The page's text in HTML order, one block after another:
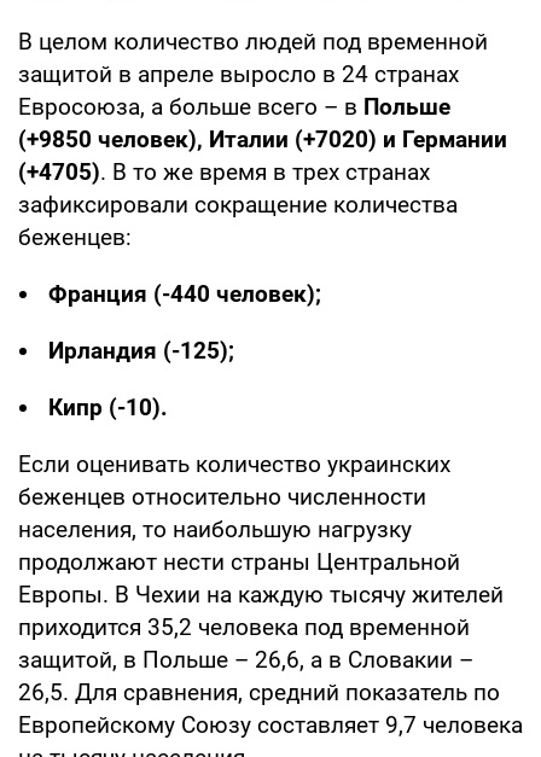
В целом количество людей под временной
защитой в апреле выросло в 24 странах
Евросоюза, а больше всего – в Польше
(+9850 человек), Италии (+7020) и Германии
(+4705). В то же время в трех странах
зафиксировали сокращение количества
беженцев:
Франция (-440 человек);
Ирландия (-125);
Кипр (-10).
Если оценивать количество украинских
беженцев относительно численности
населения, то наибольшую нагрузку
продолжают нести страны Центральной
Европы. В Чехии на каждую тысячу жителей
приходится 35,2 человека под временной
защитой, в Польше – 26,6, а в Словакии –
26,5. Для сравнения, средний показатель по
Европейскому Союзу составляет 9,7 человека